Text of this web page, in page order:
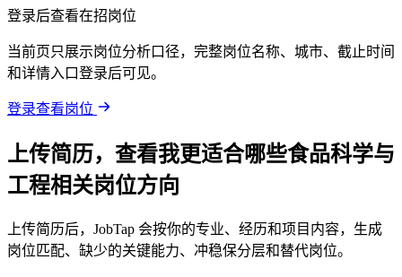
登录后查看在招岗位
当前页只展示岗位分析口径，完整岗位名称、城市、截止时间
和详情入口登录后可见。
登录查看岗位
上传简历，查看我更适合哪些食品科学与
工程相关岗位方向
上传简历后，JobTap 会按你的专业、经历和项目内容，生成
岗位匹配、缺少的关键能力、冲稳保分层和替代岗位。